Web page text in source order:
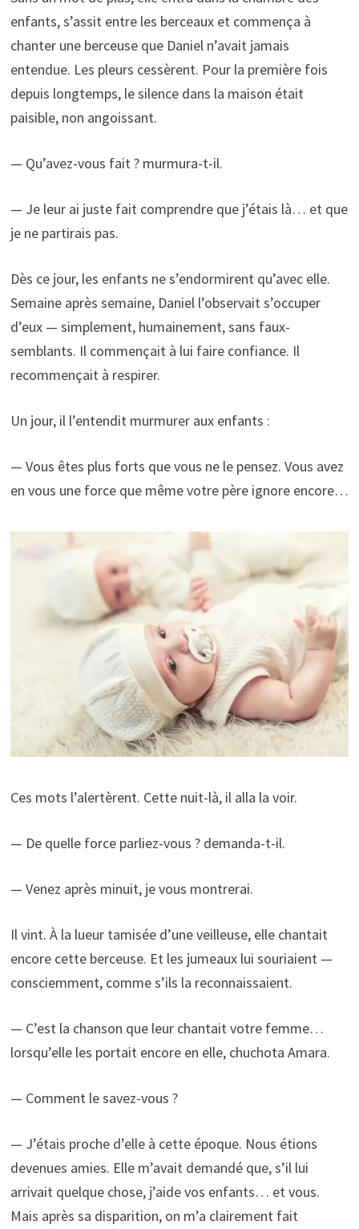
enfants, s’assit entre les berceaux et commença à
chanter une berceuse que Daniel n’avait jamais
entendue. Les pleurs cessèrent. Pour la première fois
depuis longtemps, le silence dans la maison était
paisible, non angoissant.
— Qu’avez-vous fait ? murmura-t-il.
— Je leur ai juste fait comprendre que j’étais là… et que
je ne partirais pas.
Dès ce jour, les enfants ne s’endormirent qu’avec elle.
Semaine après semaine, Daniel l’observait s’occuper
d’eux — simplement, humainement, sans faux-
semblants. Il commençait à lui faire confiance. Il
recommençait à respirer.
Un jour, il l’entendit murmurer aux enfants :
— Vous êtes plus forts que vous ne le pensez. Vous avez
en vous une force que même votre père ignore encore…
Ces mots l’alertèrent. Cette nuit-là, il alla la voir.
— De quelle force parliez-vous ? demanda-t-il.
— Venez après minuit, je vous montrerai.
Il vint. À la lueur tamisée d’une veilleuse, elle chantait
encore cette berceuse. Et les jumeaux lui souriaient —
consciemment, comme s’ils la reconnaissaient.
— C’est la chanson que leur chantait votre femme…
lorsqu’elle les portait encore en elle, chuchota Amara.
— Comment le savez-vous ?
— J’étais proche d’elle à cette époque. Nous étions
devenues amies. Elle m’avait demandé que, s’il lui
arrivait quelque chose, j’aide vos enfants… et vous.
Mais après sa disparition, on m’a clairement fait